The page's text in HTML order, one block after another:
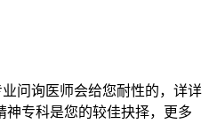
问询医师会给您耐性的，详详
专科是您的较佳抉择，更多